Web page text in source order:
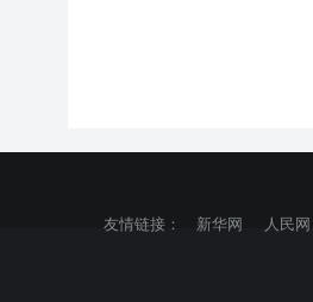
友情链接：
新华网 人民网